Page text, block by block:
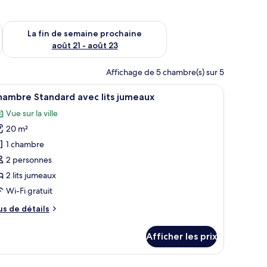
août 14 - août 16
La fin de semaine prochaine
août 21 - août 23
Vérifier la disponibilité pour la fin de semaine prochaine août
Affichage de 5 chambre(s) sur 5
au Wi-Fi (inclus)
:
Une chambre d’hôtel avec deux lits
2 Standard avec lits jumeaux
Vue sur la ville
20 m²
1 chambre
2 personnes
2 lits jumeaux
Wi-Fi gratuit
de détails
Afficher les prix